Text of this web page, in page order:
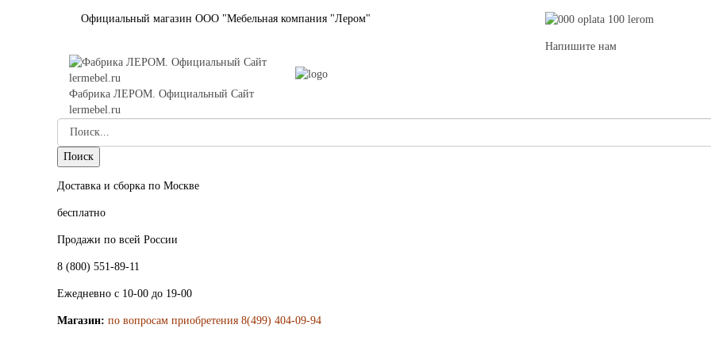
Официальный магазин ООО "Мебельная компания "Лером"
Напишите нам
Фабрика ЛЕРОМ. Официальный Сайт
lermebel.ru
Доставка и сборка по Москве
бесплатно
Продажи по всей России
8 (800) 551-89-11
Ежедневно с 10-00 до 19-00
Магазин: по вопросам приобретения 8(499) 404-09-94